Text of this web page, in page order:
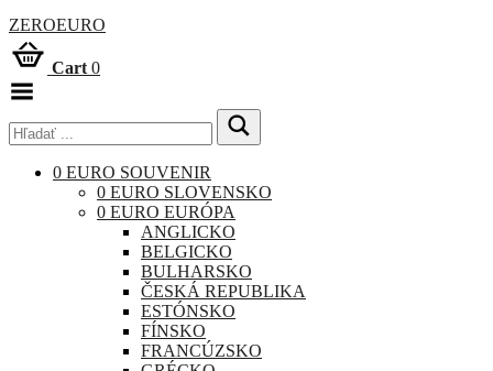
ZEROEURO
Cart 0
0 EURO SOUVENIR
0 EURO SLOVENSKO
0 EURO EURÓPA
ANGLICKO
BELGICKO
BULHARSKO
ČESKÁ REPUBLIKA
ESTÓNSKO
FÍNSKO
FRANCÚZSKO